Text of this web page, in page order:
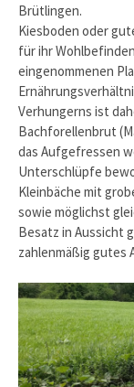
Brütlingen.
Kiesboden oder
für ihr
eingenommenen
Verhungerns ist
Bachforellenbrut
das Aufgefressen
Unterschlüpfe
Kleinbäche mit
sowie möglichst
Besatz in Aussicht
zahlenmäßig gutes